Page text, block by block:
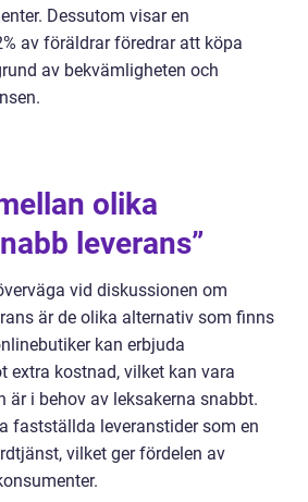
Dessutom visar en
av föräldrar föredrar att köpa
av bekvämligheten och
olika
leverans”
vid diskussionen om
är de olika alternativ som finns
kan erbjuda
extra kostnad, vilket kan vara
är i behov av leksakerna snabbt.
fastställda leveranstider som en
vilket ger fördelen av